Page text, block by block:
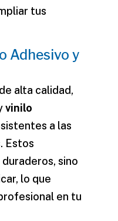
tus
Adhesivo y
alta calidad,
vinilo
a las
Estos
sino
lo que
en tu